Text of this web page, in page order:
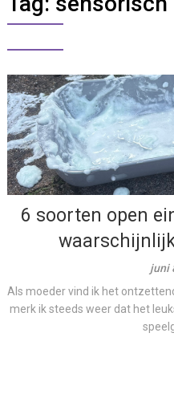
6 soorten open
juni
Als moeder vind ik het
merk ik steeds weer dat het